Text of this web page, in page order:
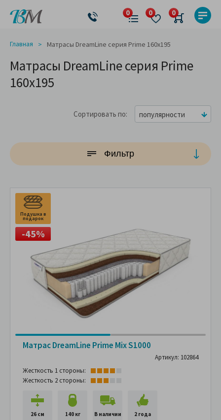
Главная Матрасы DreamLine серия Prime 160x195
Матрасы DreamLine серия Prime
160x195
Сортировать по популярности
Фильтр
Подушка в
подарок
-45%
Матрас DreamLine Prime Mix S1000
Артикул: 102864
Жесткость 1 стороны:
Жесткость 2 стороны:
26 см 140 кг В наличии 2 года